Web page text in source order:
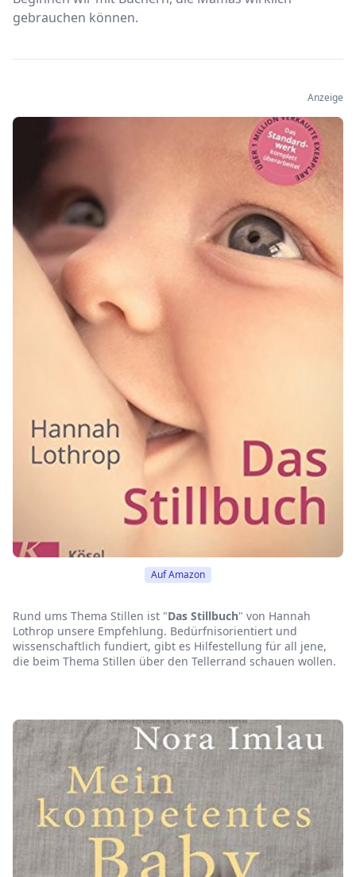
gebrauchen können.
Anzeige
Rund ums Thema Stillen ist "Das Stillbuch" von Hannah
Lothrop unsere Empfehlung. Bedürfnisorientiert und
wissenschaftlich fundiert, gibt es Hilfestellung für all jene,
die beim Thema Stillen über den Tellerrand schauen wollen.
Auf Amazon